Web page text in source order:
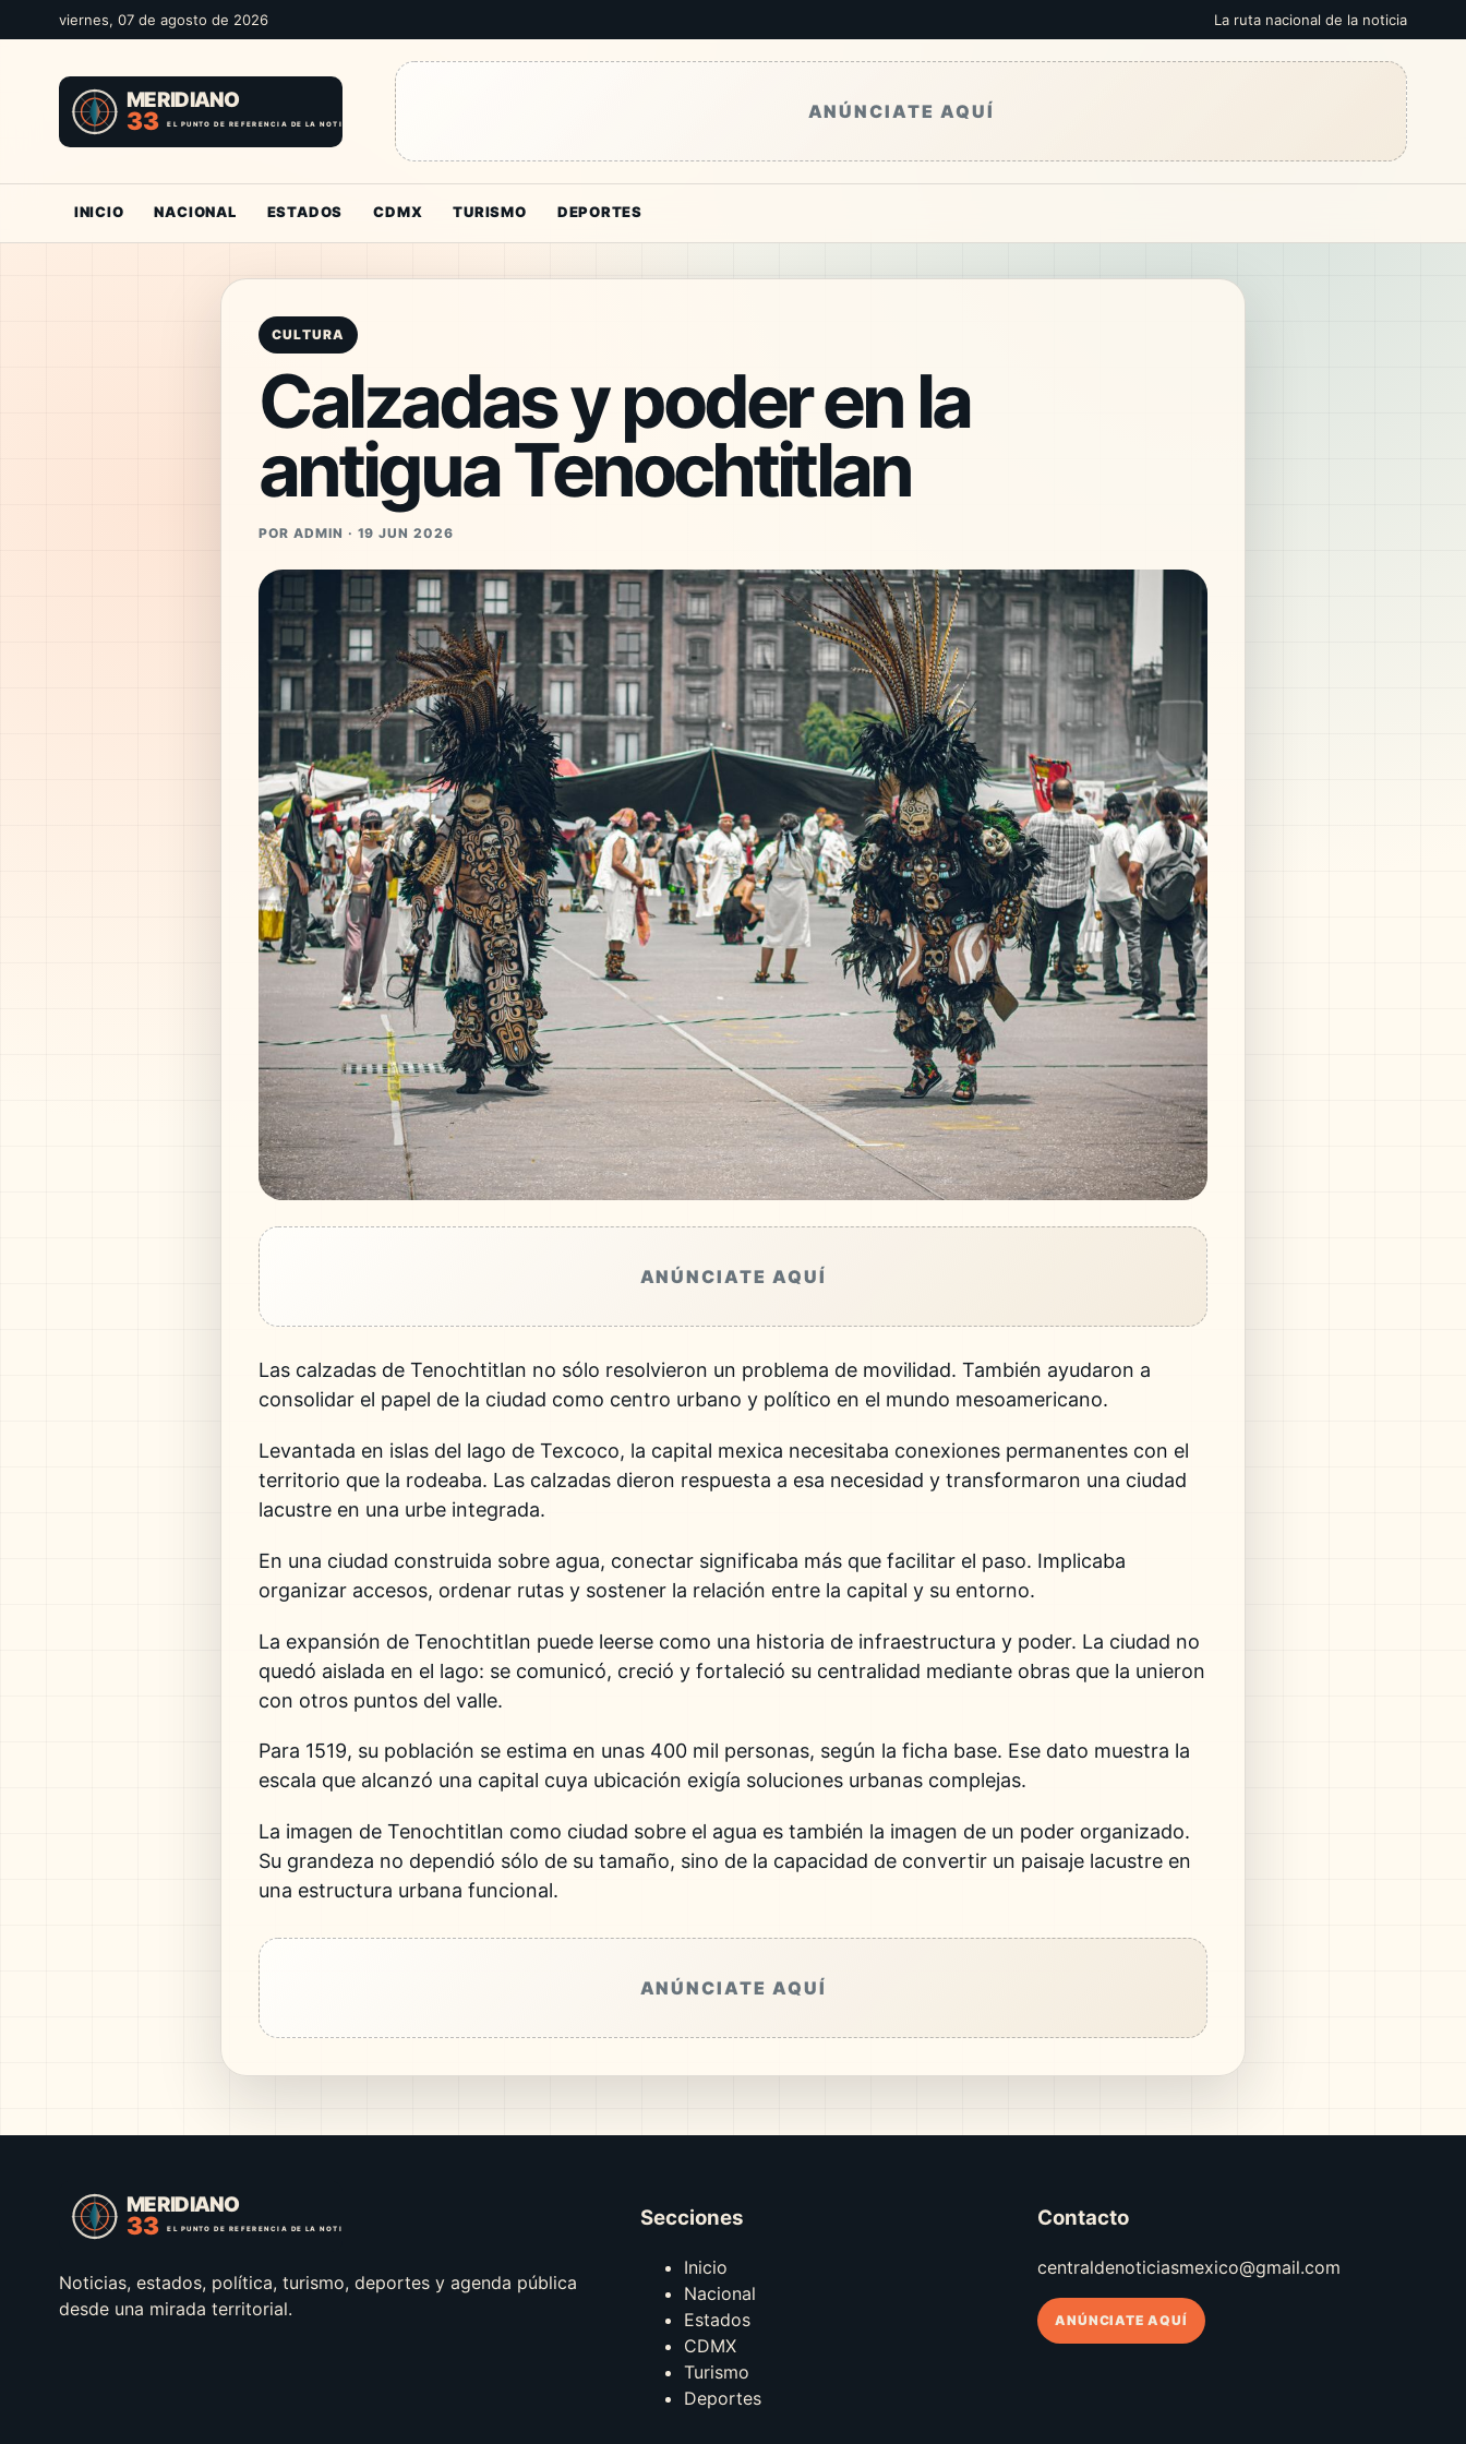
viernes, 07 de agosto de 2026 La ruta nacional de la noticia
ANÚNCIATE AQUÍ
INICIO NACIONAL ESTADOS CDMX TURISMO DEPORTES
CULTURA
Calzadas y poder en la
antigua Tenochtitlan
POR ADMIN · 19 JUN 2026
ANÚNCIATE AQUÍ
Las calzadas de Tenochtitlan no sólo resolvieron un problema de movilidad. También ayudaron a
consolidar el papel de la ciudad como centro urbano y político en el mundo mesoamericano.
Levantada en islas del lago de Texcoco, la capital mexica necesitaba conexiones permanentes con el
territorio que la rodeaba. Las calzadas dieron respuesta a esa necesidad y transformaron una ciudad
lacustre en una urbe integrada.
En una ciudad construida sobre agua, conectar significaba más que facilitar el paso. Implicaba
organizar accesos, ordenar rutas y sostener la relación entre la capital y su entorno.
La expansión de Tenochtitlan puede leerse como una historia de infraestructura y poder. La ciudad no
quedó aislada en el lago: se comunicó, creció y fortaleció su centralidad mediante obras que la unieron
con otros puntos del valle.
Para 1519, su población se estima en unas 400 mil personas, según la ficha base. Ese dato muestra la
escala que alcanzó una capital cuya ubicación exigía soluciones urbanas complejas.
La imagen de Tenochtitlan como ciudad sobre el agua es también la imagen de un poder organizado.
Su grandeza no dependió sólo de su tamaño, sino de la capacidad de convertir un paisaje lacustre en
una estructura urbana funcional.
ANÚNCIATE AQUÍ
Noticias, estados, política, turismo, deportes y agenda pública
desde una mirada territorial.
Secciones
Inicio
Nacional
Estados
CDMX
Turismo
Deportes
Contacto
centraldenoticiasmexico@gmail.com
ANÚNCIATE AQUÍ